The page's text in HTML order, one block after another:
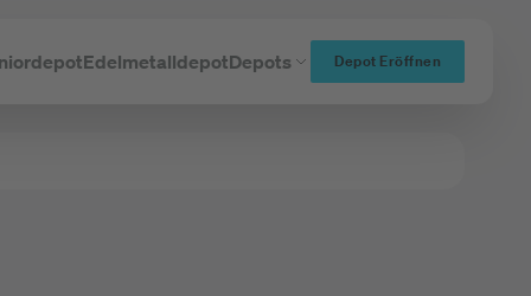
EdelmetalldepotDepots Depot Eröffnen